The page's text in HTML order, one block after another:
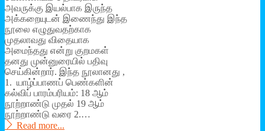
அவருக்கு இயல்பாக இருந்த
அக்கறையுடன் இணைந்து இந்த
நூலை எழுதுவதற்காக
முதலாவது விதையாக
அமைந்தது என்று குறமகள்
தனது முன்னுரையில் பதிவு
செய்கின்றார். இந்த நூலானது ,
1. யாழ்ப்பாணப் பெண்களின்
கல்விப் பாரம்பரியம்: 18 ஆம்
நூற்றாண்டு முதல் 19 ஆம்
நூற்றாண்டு வரை 2.…
Read more...